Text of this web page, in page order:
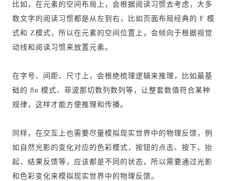
比如，在元素的空间布局上，会根据阅读习惯去考虑，大多
数文字的阅读习惯都是从左到右，比如页面布局经典的 F 模
式和 Z模式，所以在元素的空间位置上，会倾向于根据视觉
动线和阅读习惯来放置元素。
在字号、间距、尺寸上，会根绝梳理逻辑来推理，比如最基
础的 8n 模式、菲波那切数列数列等，让整套数值符合某种
规律，这样才能方便推理和传播。
同样，在交互上也需要尽量模拟现实世界中的物理反馈，例
如自然光影的变化对应的色彩模式，按钮的点击、按下、抬
起、结果反馈等，应该都是不同的状态，所以需要通过光影
和色彩变化来模拟现实世界中的物理反馈。